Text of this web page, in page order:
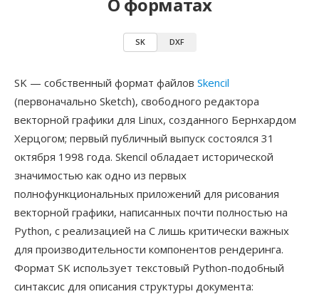
SK DXF
SK — собственный формат файлов Skencil
(первоначально Sketch), свободного редактора
векторной графики для Linux, созданного Бернхардом
Херцогом; первый публичный выпуск состоялся 31
октября 1998 года. Skencil обладает исторической
значимостью как одно из первых
полнофункциональных приложений для рисования
векторной графики, написанных почти полностью на
Python, с реализацией на C лишь критически важных
для производительности компонентов рендеринга.
Формат SK использует текстовый Python-подобный
синтаксис для описания структуры документа: